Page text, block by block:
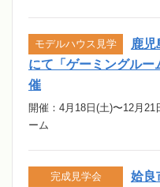
鹿児
にて「ゲーミングルー
催
開催：4月18日(土)〜12月
ーム
モデルハウス見学
姶良
完成見学会